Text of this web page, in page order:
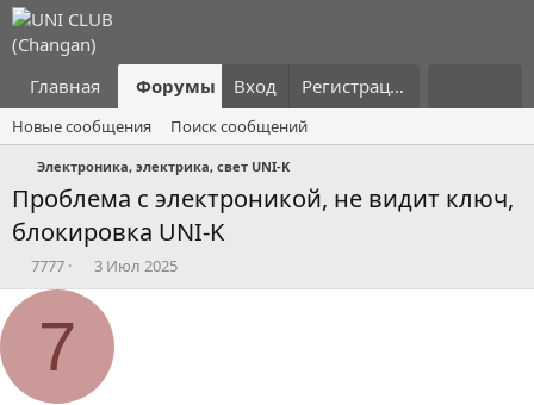
Главная Форумы Что нового?
Вход Регистрация
Новые сообщения Поиск сообщений
Электроника, электрика, свет UNI-K
Проблема с электроникой, не видит ключ,
блокировка UNI-K
А
в
е
7777
Д
а
т
ч
3 Июл 2025
7